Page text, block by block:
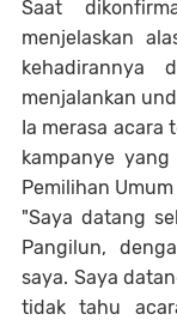
Saat
menjelaskan
kehadirannya
menjalankan
Ia merasa acara
kampanye
Pemilihan Umum
"Saya datang
Pangilun,
saya. Saya
tidak tahu